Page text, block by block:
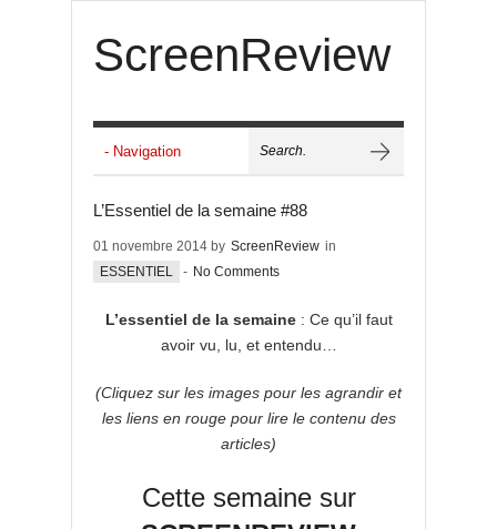
ScreenReview
L’Essentiel de la semaine #88
01 novembre 2014 by ScreenReview in
ESSENTIEL
- No Comments
L’essentiel de la semaine: Ce qu’il faut
avoir vu, lu, et entendu…
(Cliquez sur les images pour les agrandir et
les liens en rouge pour lire le contenu des
articles)
Cette semaine sur